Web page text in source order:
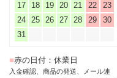
17
18 19 20 21 22
23
24
25 26 27 28 29
30
31
■赤の日付：休業日
入金確認、商品の発送、メール連